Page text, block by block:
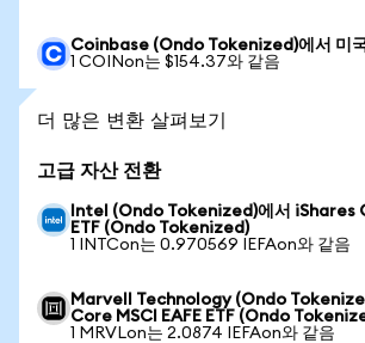
Coinbase (Ondo Tokenized)에서 미
1 COINon는 $154.37와 같음
더 많은 변환 살펴보기
고급 자산 전환
Intel (Ondo Tokenized)에서 iShares
ETF (Ondo Tokenized)
1 INTCon는 0.970569 IEFAon와 같음
Marvell Technology (Ondo
Core MSCI EAFE ETF (Ondo
1 MRVLon는 2.0874 IEFAon와 같음